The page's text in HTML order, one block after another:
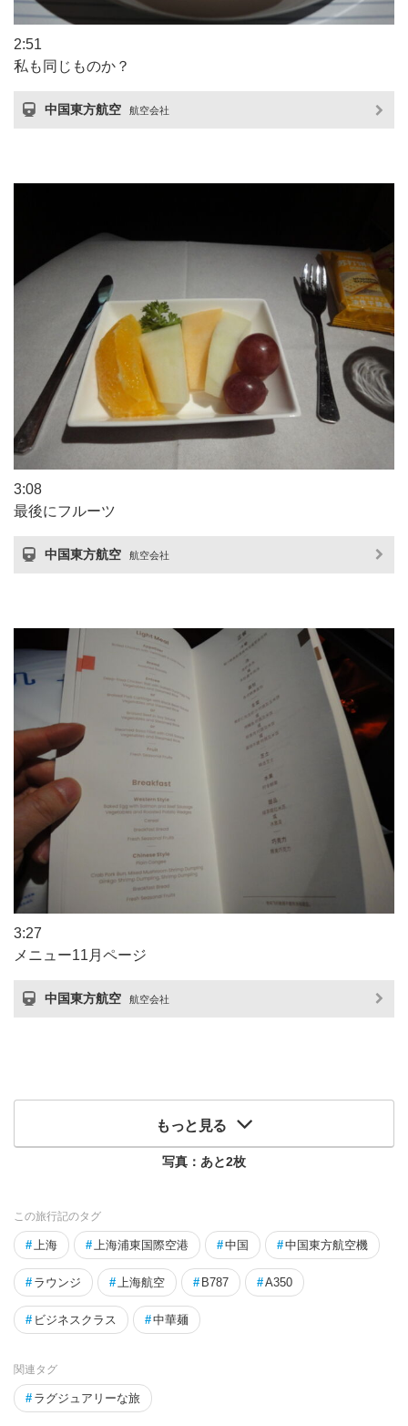
2:51
私も同じものか？
中国東方航空 航空会社
3:08
最後にフルーツ
中国東方航空 航空会社
3:27
メニュー11月ページ
中国東方航空 航空会社
もっと見る
写真：あと2枚
この旅行記のタグ
# 上海 # 上海浦東国際空港 #中国 #中国東方航空機
# ラウンジ # 上海航空 # B787 #A350
# ビジネスクラス #中華麺
関連タグ
# ラグジュアリーな旅